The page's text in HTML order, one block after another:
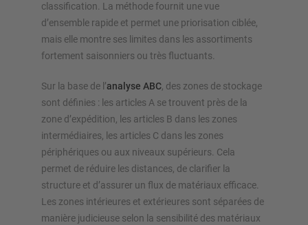
classification. La méthode fournit une vue
d’ensemble rapide et permet une priorisation ciblée,
mais elle montre ses limites dans les assortiments
fortement saisonniers ou très fluctuants.
Sur la base de l’analyse ABC, des zones de stockage
sont définies : les articles A se trouvent près de la
zone d’expédition, les articles B dans les zones
intermédiaires, les articles C dans les zones
périphériques ou aux niveaux supérieurs. Cela
permet de réduire les distances, de clarifier la
structure et d’assurer un flux de matériaux efficace.
Les zones intérieures et extérieures sont séparées de
manière judicieuse selon la sensibilité des matériaux